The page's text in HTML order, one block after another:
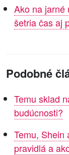
Ako na jarné
šetria čas aj
Podobné
Temu sklad
budúcnosti?
Temu, Shein
pravidlá a